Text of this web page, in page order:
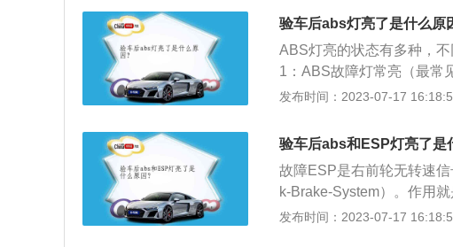
自我设定位置或更换刹车
灯亮意味着车辆的防抱死
打滑，使驾驶员无法减速
作，总泵故障就会导致
泵。5、ABS控制单元（
制制动防抱死系统的芯片
维修机构修理电路板，或
导致故障灯亮起。解决方
置不良：ABS系统内部液
导致ABS故障灯亮起。解
自检正常亮起：车辆启动
案：清洁车速传感器上的
正常。原因2：由于系统线
良而使系统故障。处理方
S警告灯间歇性亮起，加速
而电瓶电压下降低于10.5V
重；检查充电系统；检查
引擎启动后ABS警告灯一
铁线路接触不良；ABS油
头是否间隙变大；更换
验车后abs灯亮了是什么原
ABS灯亮的状态有多种，
1：ABS故障灯常亮（最常
等其它污染源覆盖，影响
案：清洁车速传感器上的
正常。原因2：由于系统线
良而使系统故障。处理方
S警告灯间歇性亮起，加速
而电瓶电压下降低于10.5V
发布时间：2023-07-17
验车后abs和ESP灯亮了是
故障ESP是右前轮无转速
k-Brake-System）。作用
车轮不被抱死，处于边滚
发布时间：2023-07-17